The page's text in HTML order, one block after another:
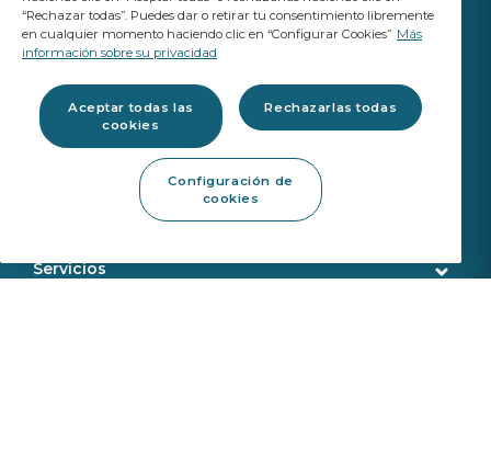
TU NEGOCIOIMPORTA
A Saint-Gobain brand
Acristalamiento
Calidad Original (OE)
Productos del taller
Servicios
“Rechazar todas”. Puedes dar o retirar tu consentimiento libremente
en cualquier momento haciendo clic en “Configurar Cookies” Más
información sobre su privacidad
Aceptar todas las
cookies
Rechazarlas todas
Configuración de
cookies